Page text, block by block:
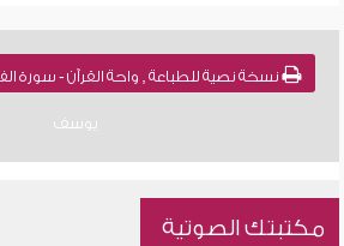
يوسف
مكتبتك الصوتية